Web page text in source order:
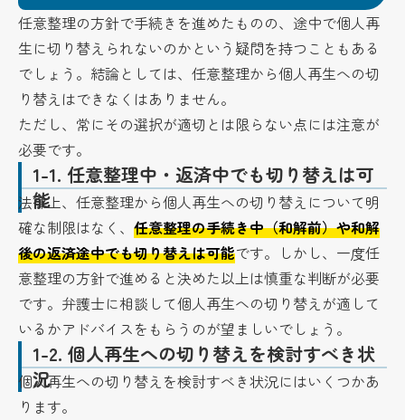
任意整理の方針で手続きを進めたものの、途中で個人再
生に切り替えられないのかという疑問を持つこともある
でしょう。結論としては、任意整理から個人再生への切
り替えはできなくはありません。
ただし、常にその選択が適切とは限らない点には注意が
必要です。
1-1. 任意整理中・返済中でも切り替えは可
能
法律上、任意整理から個人再生への切り替えについて明
確な制限はなく、任意整理の手続き中（和解前）や和解
後の返済途中でも切り替えは可能です。しかし、一度任
意整理の方針で進めると決めた以上は慎重な判断が必要
です。弁護士に相談して個人再生への切り替えが適して
いるかアドバイスをもらうのが望ましいでしょう。
1-2. 個人再生への切り替えを検討すべき状
況
個人再生への切り替えを検討すべき状況にはいくつかあ
ります。